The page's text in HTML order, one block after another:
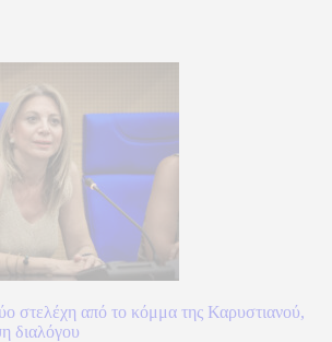
στελέχη από το κόμμα της Καρυστιανού,
διαλόγου